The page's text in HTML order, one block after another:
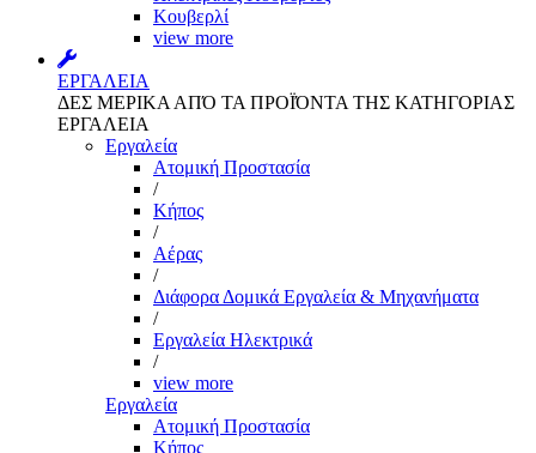
Κουβερλί
view more
ΕΡΓΑΛΕΙΑ
ΔΕΣ ΜΕΡΙΚΑ ΑΠΌ ΤΑ ΠΡΟΪΌΝΤΑ ΤΗΣ ΚΑΤΗΓΟΡΙΑΣ
ΕΡΓΑΛΕΙΑ
Εργαλεία
Aτομική Προστασία
/
Kήπος
/
Αέρας
/
Διάφορα Δομικά Εργαλεία & Μηχανήματα
/
Εργαλεία Ηλεκτρικά
/
view more
Εργαλεία
Aτομική Προστασία
Kήπος